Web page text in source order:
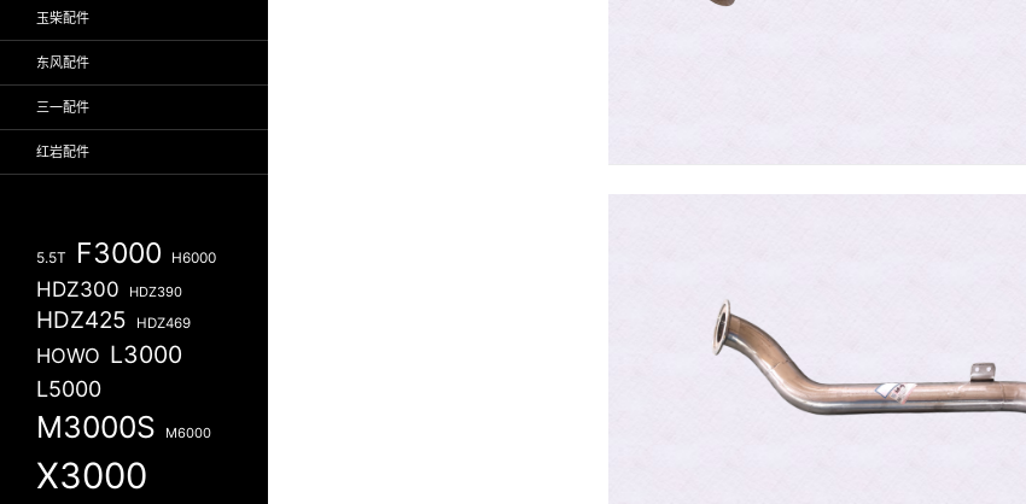
玉柴配件
东风配件
三一配件
红岩配件
5.5T F3000 H6000
HDZ300 HDZ390
HDZ425 HDZ469
HOWO L3000
L5000
M3000S M6000
X3000